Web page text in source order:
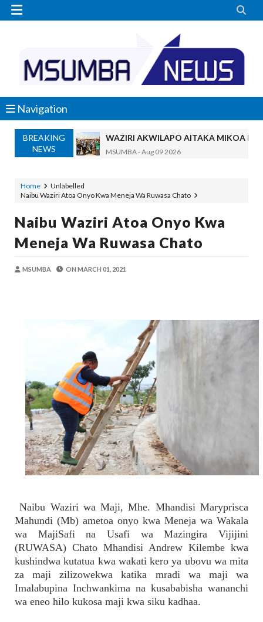
 
Navigation
BREAKING
NEWS
WAZIRI AKWILAPO AITAKA MIKOA NA
MSUMBA-Aug 09 2026
SERIKALI YASISITIZA MATUMIZI YA
FCC YACHANGAMKIA MAONESHO YA
Alex Sonna - Aug 08 2026
OSCAR ASSENGA
OSCAR ASSENGA Aug 08 2026
Nilishikilia Cheo Kile Kile Kwa Miaka
Zawadi-Aug 08 2026
Niliteswa Na Ndoto Za Kutisha Usiku,
Zawadi-Aug 08 2026
Nilihofia Moto Na Majanga Yaliyokuwa
Zawadi-Aug 09 2026
Home
Unlabelled
Naibu Waziri Atoa Onyo Kwa Meneja Wa Ruwasa Chato
Naibu Waziri Atoa Onyo Kwa
Meneja Wa Ruwasa Chato
MSUMBA ON MARCH 01, 2021
Naibu Waziri wa Maji, Mhe. Mhandisi Maryprisca
Mahundi (Mb) ametoa onyo kwa Meneja wa Wakala
wa MajiSafi na Usafi wa Mazingira Vijijini
(RUWASA) Chato Mhandisi Andrew Kilembe kwa
kushindwa kutatua kwa wakati kero ya ubovu wa mita
za maji zilizowekwa katika mradi wa maji wa
Imalabupina Inchwankima na kusababisha wananchi
wa eneo hilo kukosa maji kwa siku kadhaa.